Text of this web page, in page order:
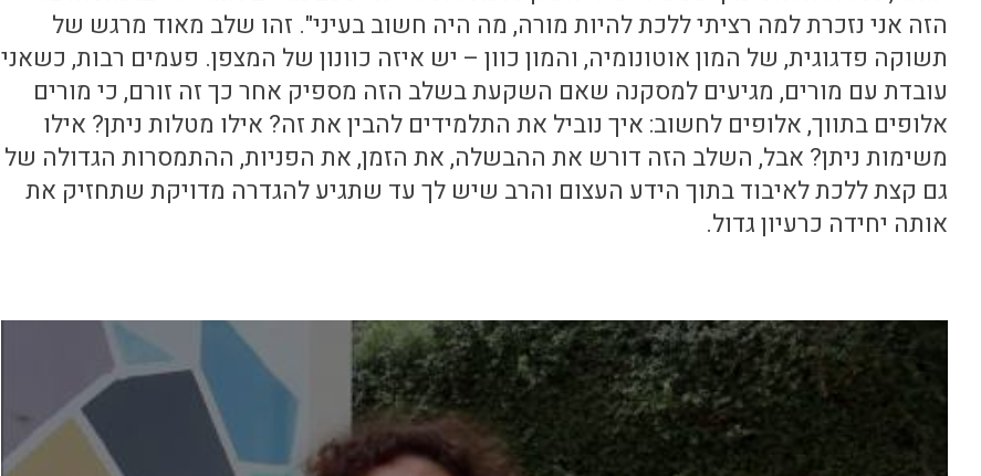
הזה אני נזכרת למה רציתי ללכת להיות מורה, מה היה חשוב בעיני". זהו שלב מאוד מרגש של
תשוקה פדגוגית, של המון אוטונומיה, והמון כוון – יש איזה כוונון של המצפן. פעמים רבות, כשאני
עובדת עם מורים, מגיעים למסקנה שאם השקעת בשלב הזה מספיק אחר כך זה זורם, כי מורים
אלופים בתווך, אלופים לחשוב: איך נוביל את התלמידים להבין את זה? אילו מטלות ניתן? אילו
משימות ניתן? אבל, השלב הזה דורש את ההבשלה, את הזמן, את הפניות, ההתמסרות הגדולה של
גם קצת ללכת לאיבוד בתוך הידע העצום והרב שיש לך עד שתגיע להגדרה מדויקת שתחזיק את
אותה יחידה כרעיון גדול.